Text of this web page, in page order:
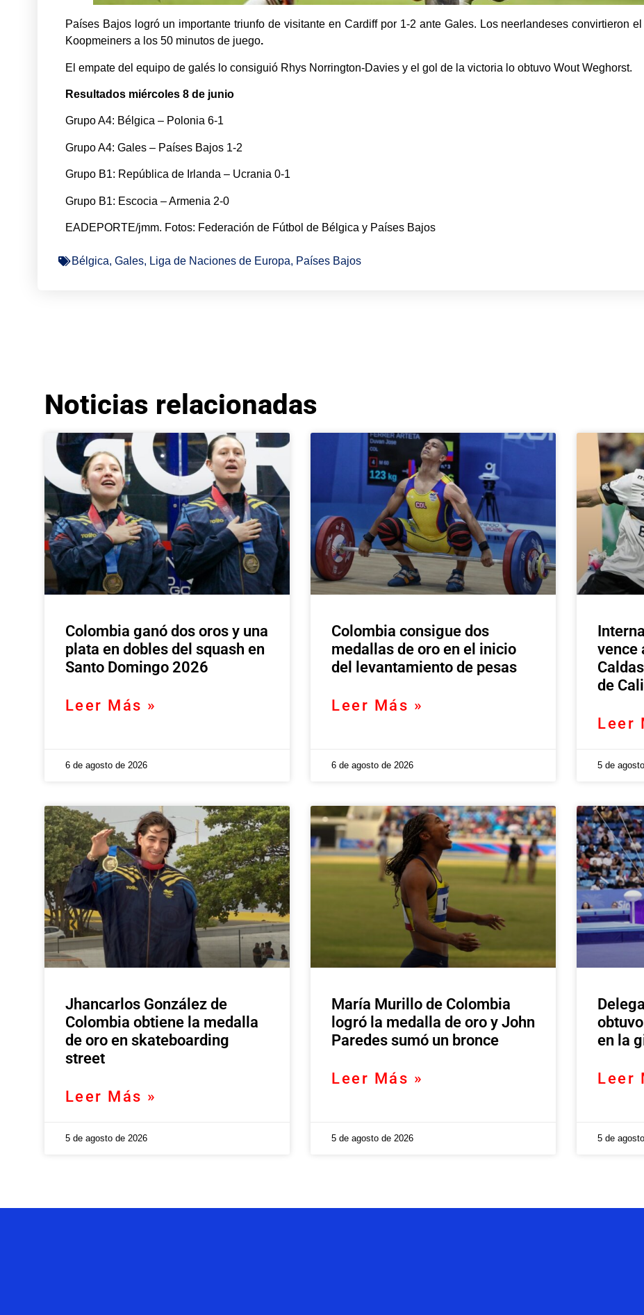
Países Bajos logró un importante triunfo de visitante en Cardiff por 1-2 ante Gales. Los neerlandeses convirtieron
Koopmeiners a los 50 minutos de juego.
El empate del equipo de galés lo consiguió Rhys Norrington-Davies y el gol de la victoria lo obtuvo Wout Weghorst.
Resultados miércoles 8 de junio
Grupo A4: Bélgica – Polonia 6-1
Grupo A4: Gales – Países Bajos 1-2
Grupo B1: República de Irlanda – Ucrania 0-1
Grupo B1: Escocia – Armenia 2-0
EADEPORTE/jmm. Fotos: Federación de Fútbol de Bélgica y Países Bajos
Bélgica, Gales, Liga de Naciones de Europa, Países Bajos
Noticias relacionadas
Colombia ganó dos oros y una
plata en dobles del squash en
Santo Domingo 2026
Leer Más »
6 de agosto de 2026
Colombia consigue dos
medallas de oro en el inicio
del levantamiento de pesas
Leer Más »
6 de agosto de 2026
vence
de
Leer
5 de
Jhancarlos González de
Colombia obtiene la medalla
de oro en skateboarding
street
Leer Más »
5 de agosto de 2026
María Murillo de Colombia
logró la medalla de oro y John
Paredes sumó un bronce
Leer Más »
5 de agosto de 2026
en la
Leer
5 de